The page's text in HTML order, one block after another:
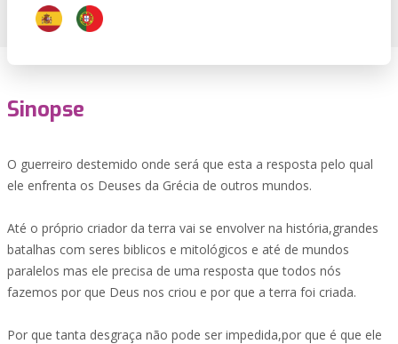
Sinopse
O guerreiro destemido onde será que esta a resposta pelo qual
ele enfrenta os Deuses da Grécia de outros mundos.
Até o próprio criador da terra vai se envolver na história,grandes
batalhas com seres biblicos e mitológicos e até de mundos
paralelos mas ele precisa de uma resposta que todos nós
fazemos por que Deus nos criou e por que a terra foi criada.
Por que tanta desgraça não pode ser impedida,por que é que ele